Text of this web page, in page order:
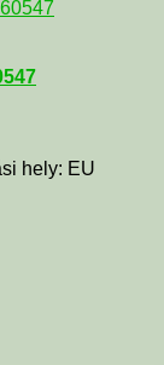
hely: EU